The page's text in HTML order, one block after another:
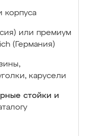
корпуса
или премиум
(Германия)
карусели
стойки и